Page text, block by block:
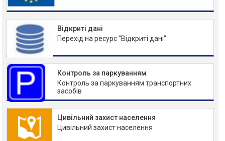
Відкриті дані
Перехід на ресурс "Відкриті дані"
Контроль за паркуванням
Контроль за паркуванням транспортних
засобів
Цивільний захист населення
Цивільний захист населення